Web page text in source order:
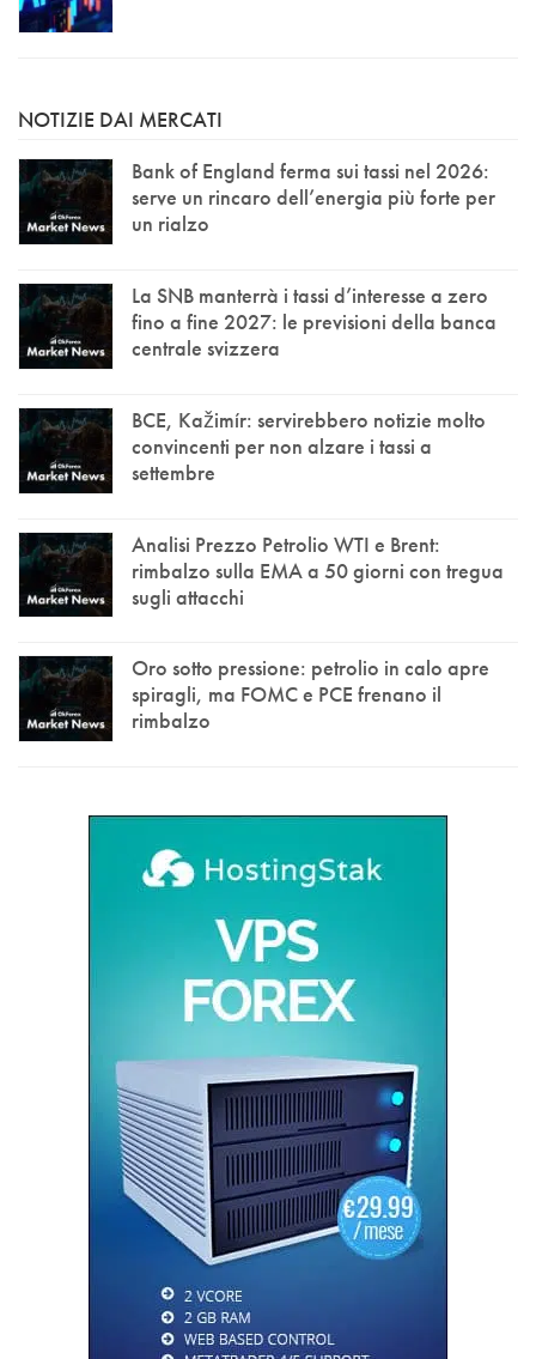
NOTIZIE DAI MERCATI
Bank of England ferma sui tassi nel 2026:
serve un rincaro dell’energia più forte per
un rialzo
La SNB manterrà i tassi d’interesse a zero
fino a fine 2027: le previsioni della banca
centrale svizzera
BCE, Kažimír: servirebbero notizie molto
convincenti per non alzare i tassi a
settembre
Analisi Prezzo Petrolio WTI e Brent:
rimbalzo sulla EMA a 50 giorni con tregua
sugli attacchi
Oro sotto pressione: petrolio in calo apre
spiragli, ma FOMC e PCE frenano il
rimbalzo